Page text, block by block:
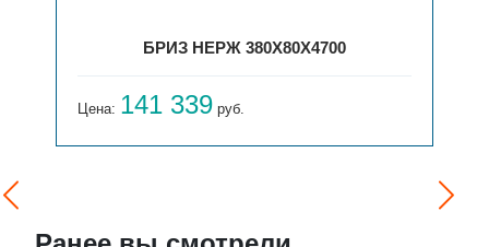
БРИЗ НЕРЖ 380Х80Х4700
Цена: 141 339 руб.